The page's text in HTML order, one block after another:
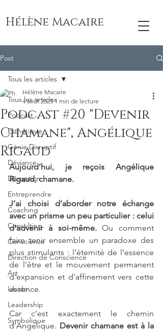
Hélène Macaire
Post
Tous les articles
Podcast
Esthétique
Génie Disruptif
Déviance
Disruption
Entreprendre
Coaching
Consulting
Conscience
Direction de Conscience
Art
Libido
Leadership
Symbolique
Tous les articles
Podcast #20 "Devenir
Chamane", Angélique
Rigaud
Hélène Macaire
4 août 2025 1 min de lecture
Aujourd’hui, je reçois Angélique
Rigaud, chamane.
J’ai choisi d’aborder notre échange
avec un prisme un peu particulier : celui
d’advenir à soi-même. Ou comment
faire tenir ensemble un paradoxe des
plus stimulants : l’éternité de l’essence
de l’être et le mouvement permanent
d’expansion et d’affinement vers cette
essence.
Car c’est exactement le chemin
d’Angélique. Devenir chamane est à la